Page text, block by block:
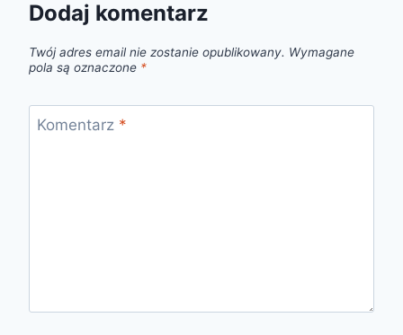
Dodaj komentarz
Twój adres email nie zostanie opublikowany. Wymagane
pola są oznaczone *
Komentarz *